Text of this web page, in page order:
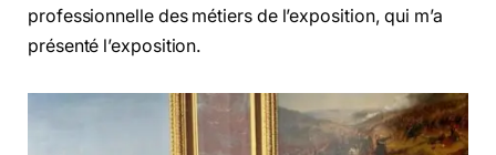
professionnelle des métiers de l’exposition, qui m’a
présenté l’exposition.